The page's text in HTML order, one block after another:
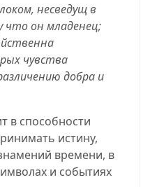
несведущ в
что он младенец;
чувства
добра и
в способности
истину,
времени, в
и событиях